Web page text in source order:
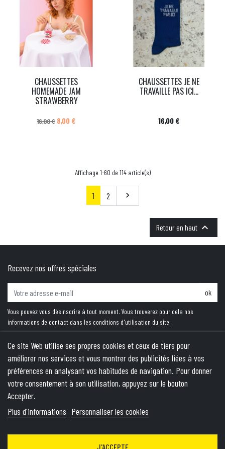
CHAUSSETTES
HOMEMADE JAM
STRAWBERRY
Prix de base
16,00 € Prix
8,00 €
CHAUSSETTES JE NE
TRAVAILLE PAS ICI...
Prix
16,00 €
Affichage 1-60 de 114 article(s)
1 2 Suivant

Retour en haut 
Recevez nos offres spéciales
ok
Vous pouvez vous désinscrire à tout moment. Vous trouverez pour cela nos
informations de contact dans les conditions d'utilisation du site.
PRODUITS
NOTRE SOCIÉTÉ
VOTRE COMPTE
Ce site Web utilise ses propres cookies et ceux de tiers pour
améliorer nos services et vous montrer des publicités liées à vos
préférences en analysant vos habitudes de navigation. Pour donner
votre consentement à son utilisation, appuyez sur le bouton
Accepter.
Plus d'informations Personnaliser les cookies
J'ACCEPTE